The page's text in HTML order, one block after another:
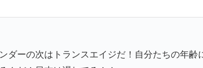
ダーの次はトランスエイジだ！自分たちの年齢